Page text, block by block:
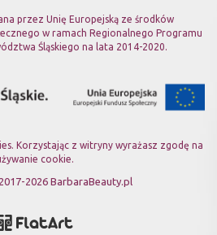
przez Unię Europejską ze środków
w ramach Regionalnego Programu
Śląskiego na lata 2014-2020.
Korzystając z witryny wyrażasz zgodę na
cookie.
2026 BarbaraBeauty.pl